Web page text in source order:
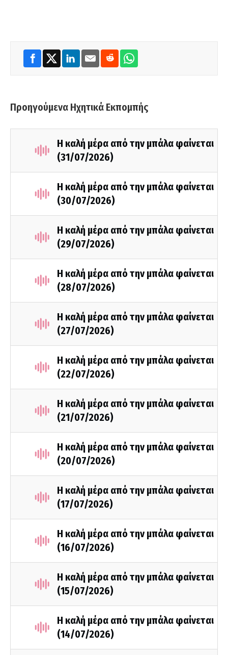
Προηγούμενα Ηχητικά Εκπομπής
Η καλή μέρα από την μπάλα φαίνεται
(31/07/2026)
Η καλή μέρα από την μπάλα φαίνεται
(30/07/2026)
Η καλή μέρα από την μπάλα φαίνεται
(29/07/2026)
Η καλή μέρα από την μπάλα φαίνεται
(28/07/2026)
Η καλή μέρα από την μπάλα φαίνεται
(27/07/2026)
Η καλή μέρα από την μπάλα φαίνεται
(22/07/2026)
Η καλή μέρα από την μπάλα φαίνεται
(21/07/2026)
Η καλή μέρα από την μπάλα φαίνεται
(20/07/2026)
Η καλή μέρα από την μπάλα φαίνεται
(17/07/2026)
Η καλή μέρα από την μπάλα φαίνεται
(16/07/2026)
Η καλή μέρα από την μπάλα φαίνεται
(15/07/2026)
Η καλή μέρα από την μπάλα φαίνεται
(14/07/2026)